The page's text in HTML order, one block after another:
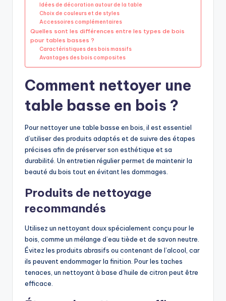
Idées de décoration autour de la table
Choix de couleurs et de styles
Accessoires complémentaires
Quelles sont les différences entre les types de bois
pour tables basses ?
Caractéristiques des bois massifs
Avantages des bois composites
Comment nettoyer une
table basse en bois ?
Pour nettoyer une table basse en bois, il est essentiel
d’utiliser des produits adaptés et de suivre des étapes
précises afin de préserver son esthétique et sa
durabilité. Un entretien régulier permet de maintenir la
beauté du bois tout en évitant les dommages.
Produits de nettoyage
recommandés
Utilisez un nettoyant doux spécialement conçu pour le
bois, comme un mélange d’eau tiède et de savon neutre.
Évitez les produits abrasifs ou contenant de l’alcool, car
ils peuvent endommager la finition. Pour les taches
tenaces, un nettoyant à base d’huile de citron peut être
efficace.